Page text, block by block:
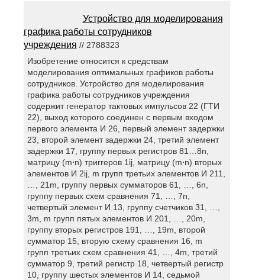
Устройство для моделирования
графика работы сотрудников
учреждения // 2788323
Изобретение относится к средствам
моделирования оптимальных графиков работы
сотрудников. Устройство для моделирования
графика работы сотрудников учреждения
содержит генератор тактовых импульсов 22 (ГТИ
22), выход которого соединен с первым входом
первого элемента И 26, первый элемент задержки
23, второй элемент задержки 24, третий элемент
задержки 17, группу первых регистров 81…8n,
матрицу (m⋅n) триггеров 1ij, матрицу (m⋅n) вторых
элементов И 2ij, m групп третьих элементов И 211,
…, 21m, группу первых сумматоров 61, …, 6n,
группу первых схем сравнения 71, …, 7n,
четвертый элемент И 13, группу счетчиков 31, …,
3m, m групп пятых элементов И 201, …, 20m,
группу вторых регистров 191, …, 19m, второй
сумматор 15, вторую схему сравнения 16, m
групп третьих схем сравнения 41, …, 4m, третий
сумматор 9, третий регистр 18, четвертый регистр
10, группу шестых элементов И 14, седьмой